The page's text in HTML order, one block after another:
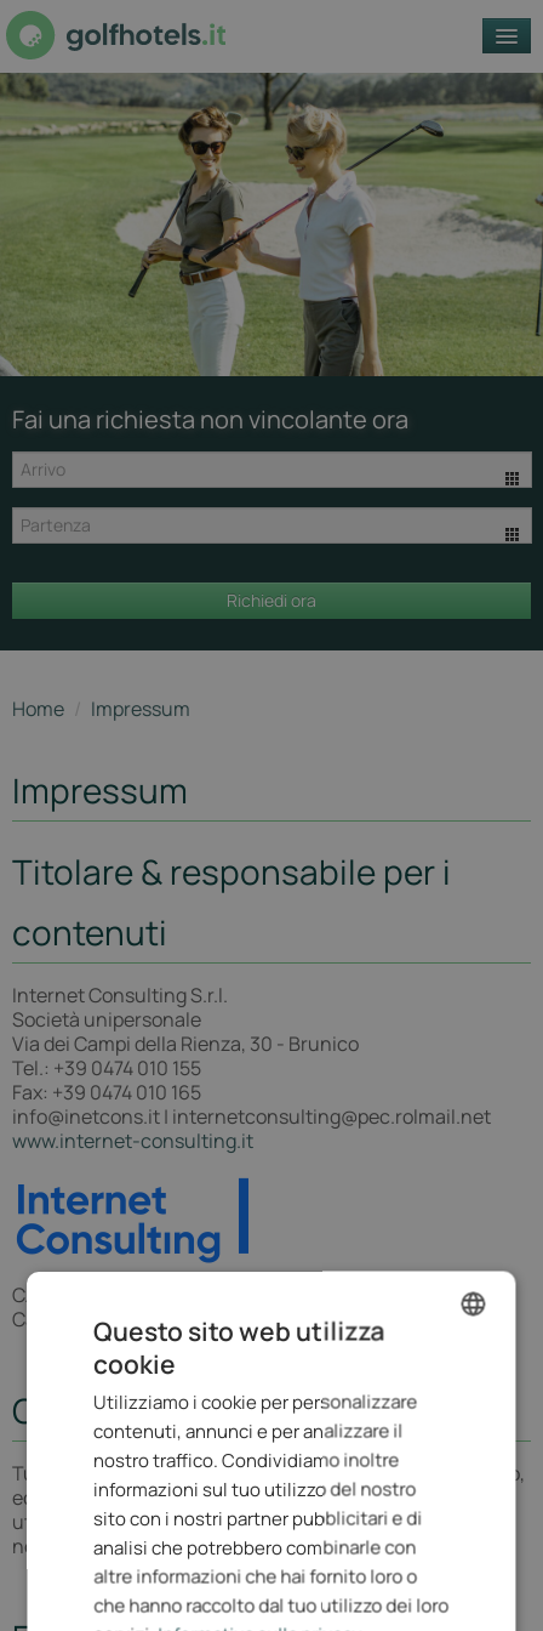
REGIONI
GOLFCLUB
Images /
unsplash.com
Fai una richiesta non vincolante ora
Richiedi ora
Home / Impressum
Impressum
Titolare & responsabile per i
contenuti
Internet Consulting S.r.l.
Società unipersonale
Via dei Campi della Rienza, 30 - Brunico
Tel.: +39 0474 010 155
Fax: +39 0474 010 165
info@inetcons.it | internetconsulting@pec.rolmail.net
www.internet-consulting.it
C.F./P.Iva e Reg.imp. BZ: IT-00760750216
Cap. Soc versato.: 10.200 €
Copyright
Tutti gli oggetti pubblicati (testi, immagini, grafiche, video,
ecc.) sono protetti da copyright e non possono essere
utilizzate o riprodotte in forma cartacea o online senza la
nostra autorizzazione.
ITALIAN
Questo sito web utilizza
cookie
Utilizziamo i cookie per personalizzare
contenuti, annunci e per analizzare il
nostro traffico. Condividiamo inoltre
informazioni sul tuo utilizzo del nostro
sito con i nostri partner pubblicitari e di
analisi che potrebbero combinarle con
altre informazioni che hai fornito loro o
che hanno raccolto dal tuo utilizzo dei loro